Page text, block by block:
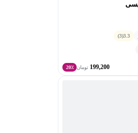
3.3
(3)
199,200 تومان 20٪